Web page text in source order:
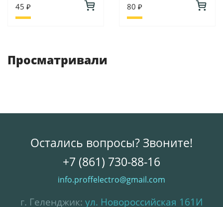
45 ₽ 80 ₽
Просматривали
Остались вопросы? Звоните!
+7 (861) 730-88-16
info.proffelectro@gmail.com
г. Геленджик: ул. Новороссийская 161И